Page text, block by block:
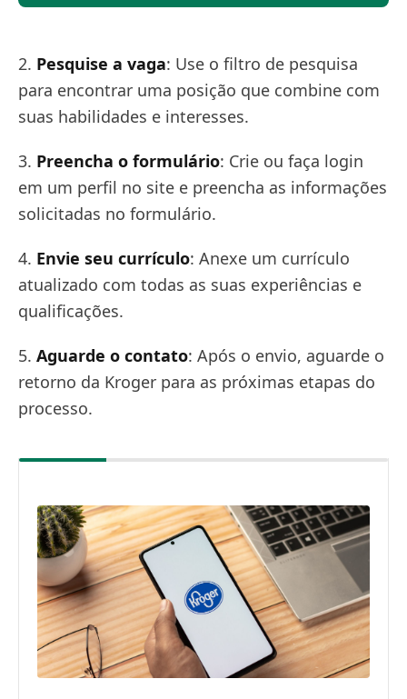
2. Pesquise a vaga: Use o filtro de pesquisa
para encontrar uma posição que combine com
suas habilidades e interesses.
3. Preencha o formulário: Crie ou faça login
em um perfil no site e preencha as informações
solicitadas no formulário.
4. Envie seu currículo: Anexe um currículo
atualizado com todas as suas experiências e
qualificações.
5. Aguarde o contato: Após o envio, aguarde o
retorno da Kroger para as próximas etapas do
processo.